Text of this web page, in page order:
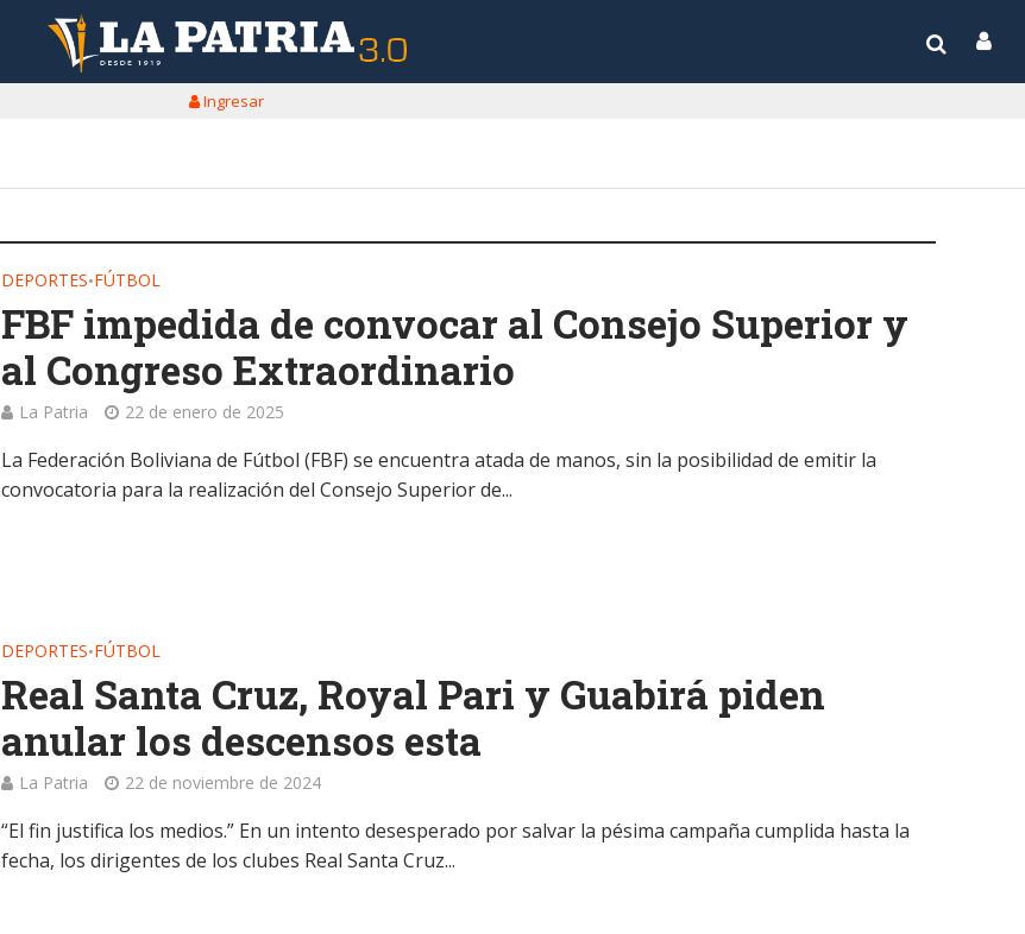
Ingresar
DEPORTES•FÚTBOL
FBF impedida de convocar al Consejo Superior y
al Congreso Extraordinario
La Patria 22 de enero de 2025
La Federación Boliviana de Fútbol (FBF) se encuentra atada de manos, sin la posibilidad de emitir la
convocatoria para la realización del Consejo Superior de...
DEPORTES•FÚTBOL
Real Santa Cruz, Royal Pari y Guabirá piden
anular los descensos esta
La Patria 22 de noviembre de 2024
“El fin justifica los medios.” En un intento desesperado por salvar la pésima campaña cumplida hasta la
fecha, los dirigentes de los clubes Real Santa Cruz...